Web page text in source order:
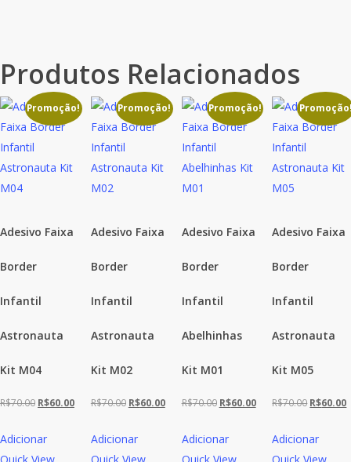
Produtos Relacionados
Promoção!
Adesivo Faixa
Border
Infantil
Astronauta
Kit M04
R$70.00 O
original
R$60.00O
atual
Adicionar
Quick View
Promoção!
Adesivo Faixa
Border
Infantil
Astronauta
Kit M02
R$70.00 O
original
R$60.00O
atual
Adicionar
Quick View
Promoção!
Adesivo Faixa
Border
Infantil
Abelhinhas
Kit M01
R$70.00 O
original
R$60.00O
atual
Adicionar
Quick View
Adesivo Faixa
Border
Infantil
Astronauta
Kit M05
R$70.00 O
original
R$60.00
Adicionar
Quick View